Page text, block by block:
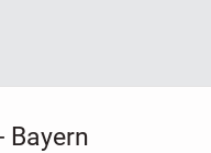
Bayern